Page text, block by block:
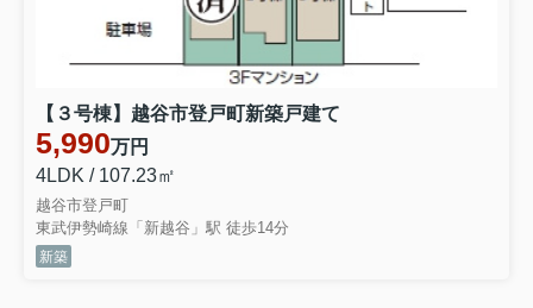
業員の就業環境を害するもの」と定義し、具体的には以
下のような言動がカスタマーハラスメントに該当すると
考えます。
【カスタマーハラスメントに該当する言動】
・ そもそも要求に理由がない又は契約内容やサービス等
と全く関係のない要求
・ 契約等により想定しているサービスを著しく超える要
求
・ 対応が著しく困難な又は対応が不可能な要求
・ 不当な損害賠償要求
・ 身体的な攻撃（暴行、傷害等）
【３号棟】越谷市登戸町新築戸建て
5,990万円
4LDK / 107.23㎡
越谷市登戸町
東武伊勢崎線「新越谷」駅 徒歩14分
新築